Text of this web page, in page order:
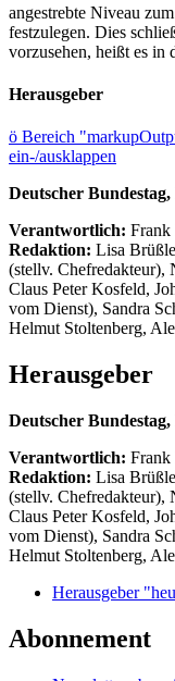
angestrebte Niveau
festzulegen. Dies
vorzusehen, heißt es in
Herausgeber
ö Bereich
ein-/ausklappen
Deutscher
Verantwortlich: Frank
Redaktion: Lisa
(stellv. Chefredakteur),
Claus Peter Kosfeld,
vom Dienst), Sandra
Helmut Stoltenberg,
Herausgeber
Deutscher
Verantwortlich: Frank
Redaktion: Lisa
(stellv. Chefredakteur),
Claus Peter Kosfeld,
vom Dienst), Sandra
Helmut Stoltenberg,
Herausgeber
Abonnement